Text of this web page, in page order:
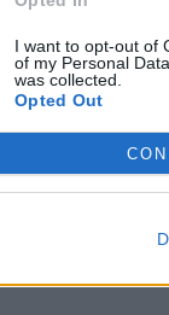
I want to opt-out of
of my Personal
was collected.
Opted Out